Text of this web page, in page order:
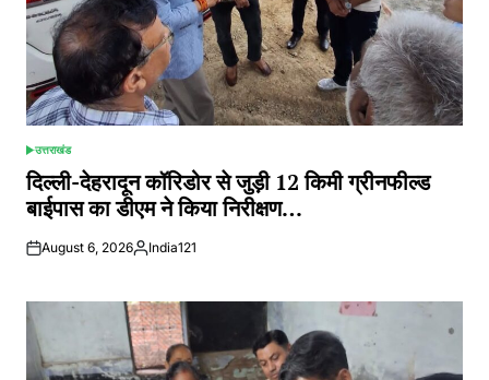
POSTED
IN
उत्तराखंड
दिल्ली-देहरादून कॉरिडोर से जुड़ी 12 किमी ग्रीनफील्ड
बाईपास का डीएम ने किया निरीक्षण…
August 6, 2026Posted
India121